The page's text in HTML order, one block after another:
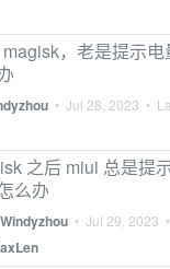
，老是提示电
• Jul 28, 2023 •
之后 miui 总是提
么办
Windyzhou • Jul 29, 2023